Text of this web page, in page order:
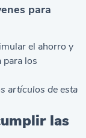
para
el ahorro y
para los
artículos de esta
las